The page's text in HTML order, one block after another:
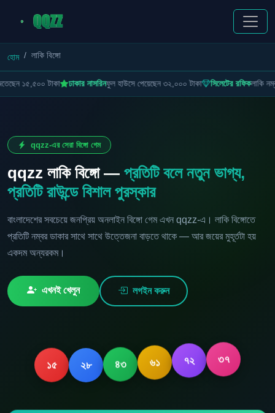
হোম লাকি বিঙ্গো
১৫,৫০০ টাকা ঢাকার নাসরিনফুল হাউসে পেয়েছেন ৩২,০০০ টাকা সিলেটের রফিকলাকি
qqzz-এর সেরা বিঙ্গো গেম
qqzz লাকি বিঙ্গো — প্রতিটি বলে নতুন ভাগ্য,
প্রতিটি রাউন্ডে বিশাল পুরস্কার
বাংলাদেশের সবচেয়ে জনপ্রিয় অনলাইন বিঙ্গো গেম এখন qqzz-এ। লাকি বিঙ্গোতে
প্রতিটি নম্বর ডাকার সাথে সাথে উত্তেজনা বাড়তে থাকে — আর জয়ের মুহূর্তটা হয়
একদম অন্যরকম।
এখনই খেলুন লগইন করুন
১৫ ২৮ ৪৩ ৬১ ৭২ ৩৭